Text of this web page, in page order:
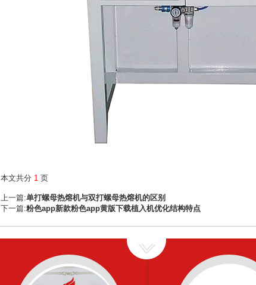
本文共分 1 页
上一篇:单打螺母热熔机与双打螺母热熔机的区别
下一篇:粉色app新款粉色app黄版下载植入机优化结构特点